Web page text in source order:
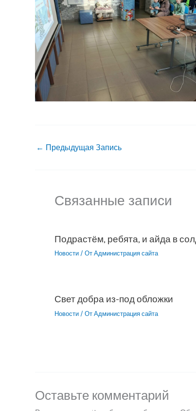
← Предыдущая Запись
Связанные записи
Подрастём, ребята, и айда в
Новости / От Администрация сайта
Свет добра из-под обложки
Новости / От Администрация сайта
Оставьте комментарий